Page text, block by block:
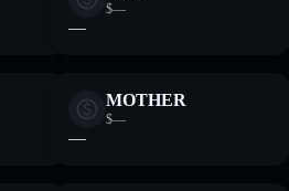
$—
—
MOTHER
$—
—